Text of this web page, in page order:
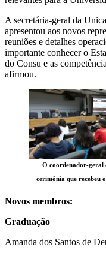
A secretária-geral da
apresentou aos novos
reuniões e detalhes
importante conhecer o
do Consu e as
afirmou.
O coordenador-geral
cerimônia que recebeu
Novos membros:
Graduação
Amanda dos Santos de